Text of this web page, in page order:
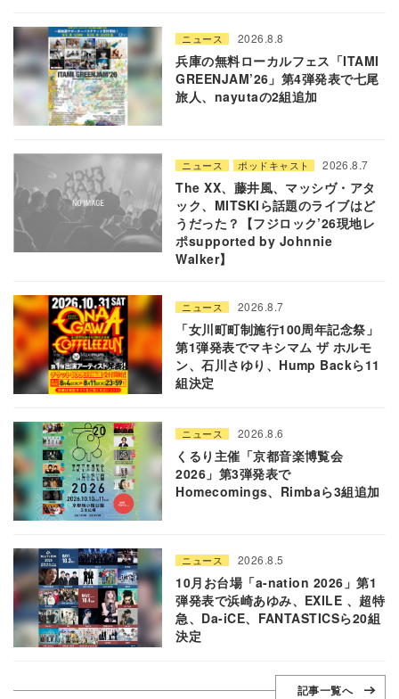
ニュース 2026.8.8
兵庫の無料ローカルフェス「ITAMI
GREENJAM’26」第4弾発表で七尾
旅人、nayutaの2組追加
ニュース ポッドキャスト 2026.8.7
The XX、藤井風、マッシヴ・アタ
ック、MITSKIら話題のライブはど
うだった？【フジロック’26現地レ
ポsupported by Johnnie
Walker】
ニュース 2026.8.7
「女川町町制施行100周年記念祭」
第1弾発表でマキシマム ザ ホルモ
ン、石川さゆり、Hump Backら11
組決定
ニュース 2026.8.6
くるり主催「京都音楽博覧会
2026」第3弾発表で
Homecomings、Rimbaら3組追加
ニュース 2026.8.5
10月お台場「a-nation 2026」第1
弾発表で浜崎あゆみ、EXILE 、超特
急、Da-iCE、FANTASTICSら20組
決定
記事一覧へ